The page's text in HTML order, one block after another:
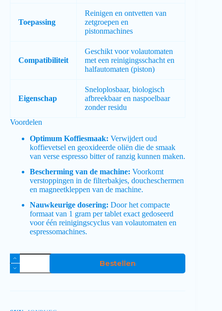
Toepassing
Reinigen en ontvetten van
zetgroepen en
pistonmachines
Compatibiliteit
Geschikt voor volautomaten
met een reinigingsschacht en
halfautomaten (piston)
Eigenschap
Sneloplosbaar, biologisch
afbreekbaar en naspoelbaar
zonder residu
Voordelen
Optimum Koffiesmaak: Verwijdert oud
koffievetsel en geoxideerde oliën die de smaak
van verse espresso bitter of ranzig kunnen maken.
Bescherming van de machine: Voorkomt
verstoppingen in de filterbakjes, doucheschermen
en magneetkleppen van de machine.
Nauwkeurige dosering: Door het compacte
formaat van 1 gram per tablet exact gedoseerd
voor één reinigingscyclus van volautomaten en
espressomachines.
Bestellen